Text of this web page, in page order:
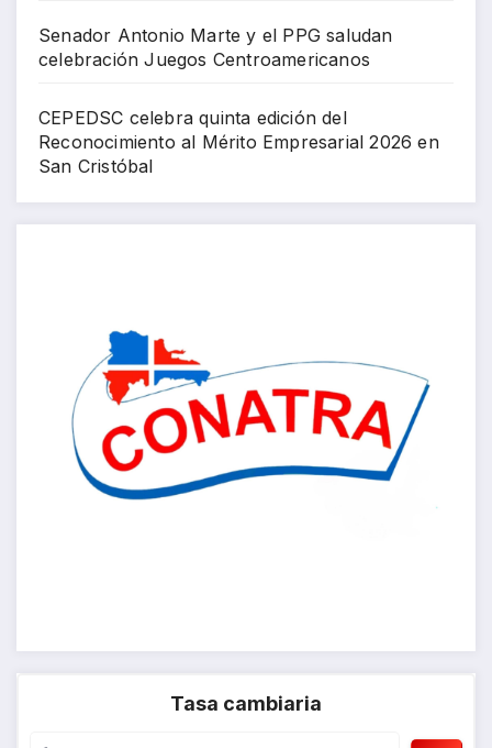
Senador Antonio Marte y el PPG saludan
celebración Juegos Centroamericanos
CEPEDSC celebra quinta edición del
Reconocimiento al Mérito Empresarial 2026 en
San Cristóbal
Tasa cambiaria